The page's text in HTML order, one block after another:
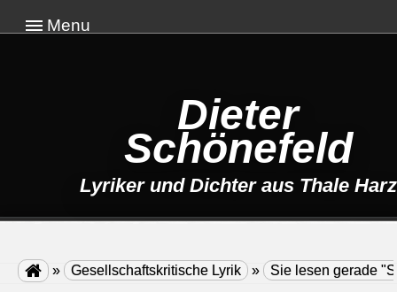
Menu
Dieter
Schönefeld
Lyriker und Dichter aus Thale Harz
 » Gesellschaftskritische Lyrik » Sie lesen gerade